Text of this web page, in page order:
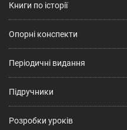
Книги по історії
Опорні конспекти
Періодичні видання
Підручники
Розробки уроків